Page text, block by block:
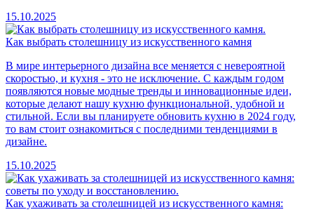
15.10.2025
Как выбрать столешницу из искусственного камня
В мире интерьерного дизайна все меняется с невероятной
скоростью, и кухня - это не исключение. С каждым годом
появляются новые модные тренды и инновационные идеи,
которые делают нашу кухню функциональной, удобной и
стильной. Если вы планируете обновить кухню в 2024 году,
то вам стоит ознакомиться с последними тенденциями в
дизайне.
15.10.2025
Как ухаживать за столешницей из искусственного камня: